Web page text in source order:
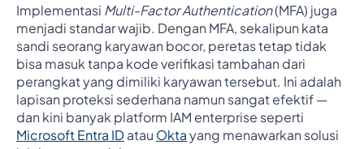
Implementasi Multi-Factor Authentication(MFA) juga
menjadi standar wajib. Dengan MFA, sekalipun kata
sandi seorang karyawan bocor, peretas tetap tidak
bisa masuk tanpa kode verifikasi tambahan dari
perangkat yang dimiliki karyawan tersebut. Ini adalah
lapisan proteksi sederhana namun sangat efektif —
dan kini banyak platform IAM enterprise seperti
Microsoft Entra IDatau Oktayang menawarkan solusi